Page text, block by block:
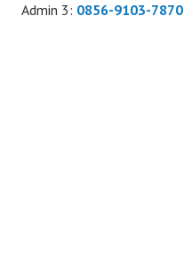
Admin 3: 0856-9103-7870